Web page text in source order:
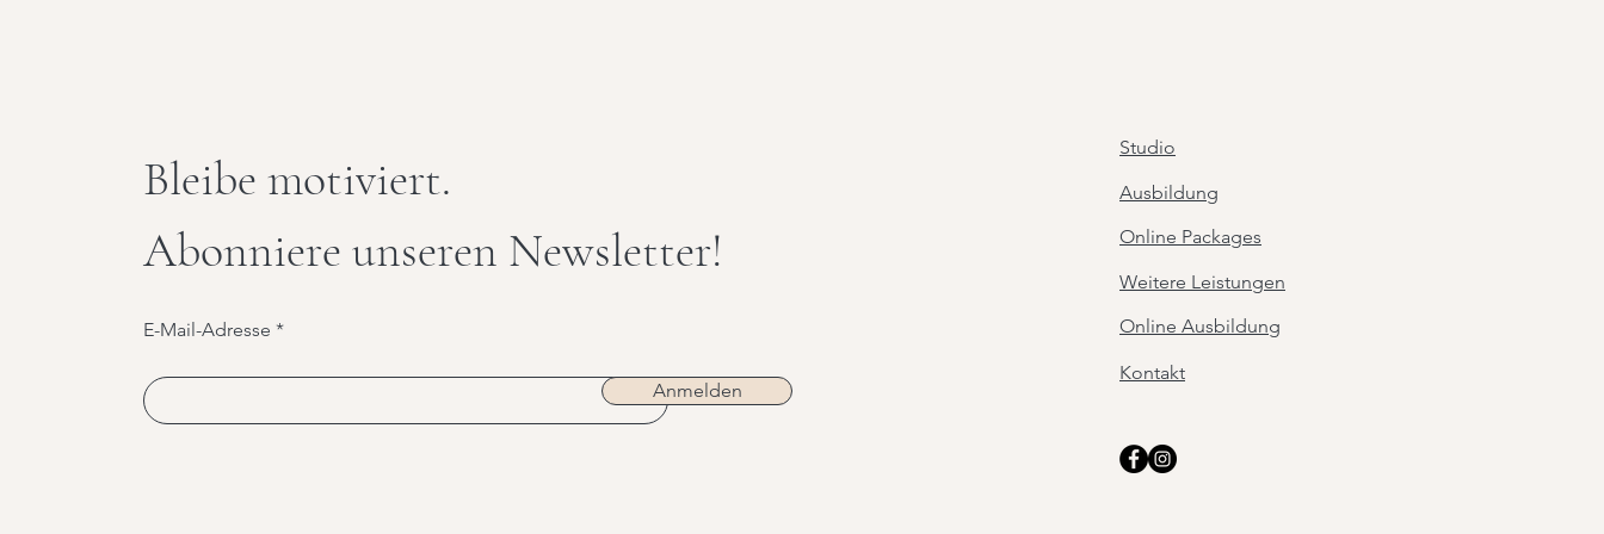
Bleibe motiviert.
Abonniere unseren Newsletter!
E-Mail-Adresse
Anmelden
Studio
Ausbildung
Online Packages
Weitere Leistungen
Online Ausbildung
Kontakt